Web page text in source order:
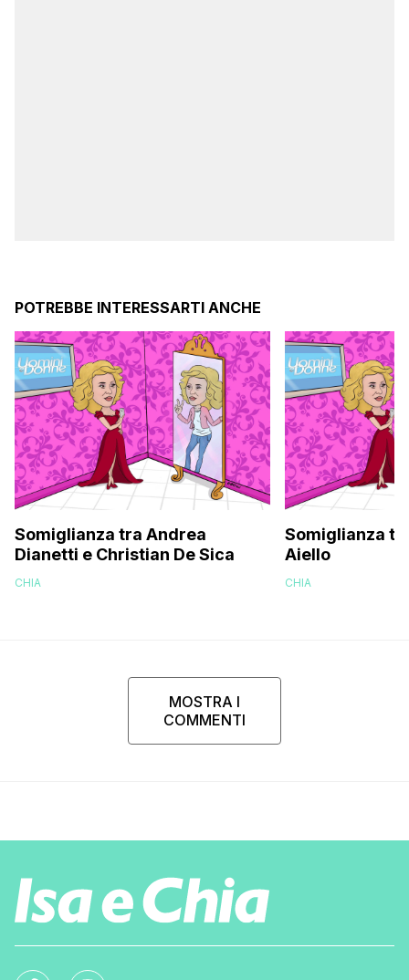
POTREBBE INTERESSARTI ANCHE
Somiglianza tra Andrea
Dianetti e Christian De Sica
CHIA
Somiglianza
Aiello
CHIA
MOSTRA I
COMMENTI